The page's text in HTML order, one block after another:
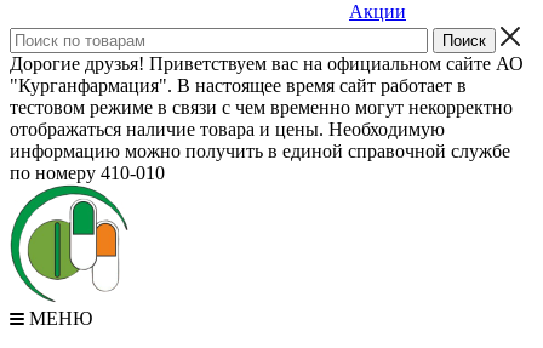
Акции
Дорогие друзья! Приветствуем вас на официальном сайте АО
"Курганфармация". В настоящее время сайт работает в
тестовом режиме в связи с чем временно могут некорректно
отображаться наличие товара и цены. Необходимую
информацию можно получить в единой справочной службе
по номеру 410-010
МЕНЮ